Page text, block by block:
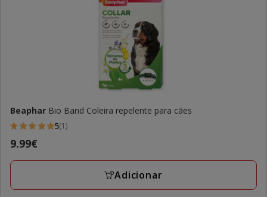
Beaphar Bio Band Coleira repelente para cães
5
estrelas
com
avaliações
5(1)
Preço
9.99€
9.99€
Adicionar